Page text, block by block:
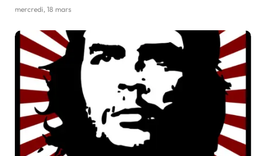
mercredi, 18 mars